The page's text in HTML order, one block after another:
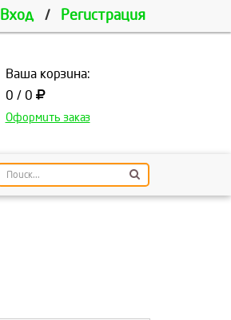
Вход / Регистрация
Ваша корзина:
0 / 0
Оформить заказ